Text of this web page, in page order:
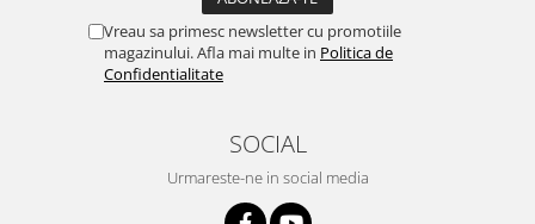
Vreau sa primesc newsletter cu promotiile
magazinului. Afla mai multe in Politica de
Confidentialitate
SOCIAL
Urmareste-ne in social media